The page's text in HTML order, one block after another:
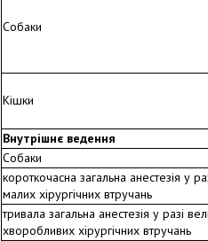
Собаки
Кішки
Внутрішнє ведення
Собаки
короткочасна загальна анестезія у
малих хірургічних втручань
тривала загальна анестезія у разі
хворобливих хірургічних втручань